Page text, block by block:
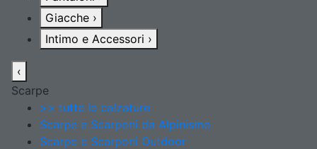
Giacche ›
Intimo e Accessori ›
‹
Scarpe
>> tutte le calzature
Scarpe e Scarponi da Alpinismo
Scarpe e Scarponi Outdoor